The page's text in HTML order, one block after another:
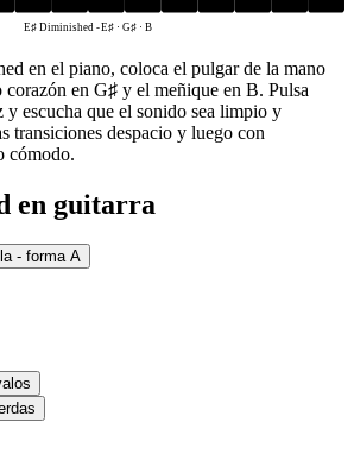
E♯ Diminished -E♯ · G♯ · B
en el piano, coloca el pulgar de la mano
corazón en G♯ y el meñique en B. Pulsa
y escucha que el sonido sea limpio y
transiciones despacio y luego con
cómodo.
en guitarra
- forma A